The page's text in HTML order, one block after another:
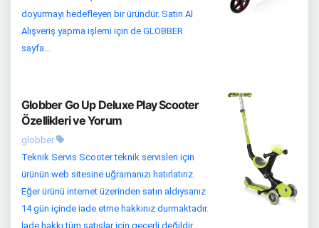
doyurmayı hedefleyen bir üründür. Satın Al
Alışveriş yapma işlemi için de GLOBBER
sayfa...
Globber Go Up Deluxe Play Scooter
Özellikleri ve Yorum
globber
Teknik Servis Scooter teknik servisleri için
ürünün web sitesine uğramanızı hatırlatırız.
Eğer ürünü internet üzerinden satın aldıysanız
14 gün içinde iade etme hakkınız durmaktadır.
İade hakkı tüm satışlar için geçerli değildir.